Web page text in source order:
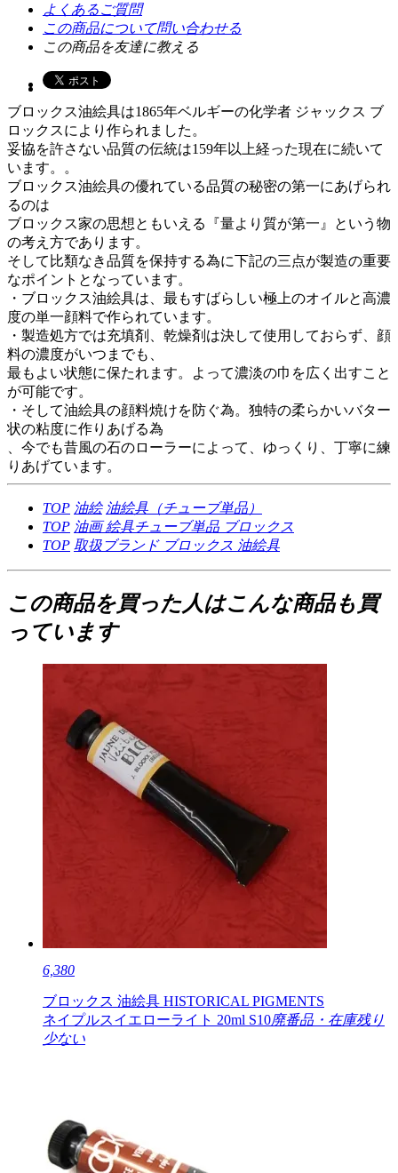
よくあるご質問
この商品について問い合わせる
この商品を友達に教える
ブロックス油絵具は1865年ベルギーの化学者 ジャックス ブ
ロックスにより作られました。
妥協を許さない品質の伝統は159年以上経った現在に続いて
います。。
ブロックス油絵具の優れている品質の秘密の第一にあげられ
るのは
ブロックス家の思想ともいえる『量より質が第一』という物
の考え方であります。
そして比類なき品質を保持する為に下記の三点が製造の重要
なポイントとなっています。
・ブロックス油絵具は、最もすばらしい極上のオイルと高濃
度の単一顔料で作られています。
・製造処方では充填剤、乾燥剤は決して使用しておらず、顔
料の濃度がいつまでも、
最もよい状態に保たれます。よって濃淡の巾を広く出すこと
が可能です。
・そして油絵具の顔料焼けを防ぐ為。独特の柔らかいバター
状の粘度に作りあげる為
、今でも昔風の石のローラーによって、ゆっくり、丁寧に練
りあげています。
TOP 油絵 油絵具（チューブ単品）
TOP 油画絵具チューブ単品 ブロックス
TOP 取扱ブランド ブロックス 油絵具
この商品を買った人はこんな商品も買
っています
6,380
ブロックス 油絵具 HISTORICAL PIGMENTS
ネイプルスイエローライト 20ml S10廃番品・在庫残り
少ない